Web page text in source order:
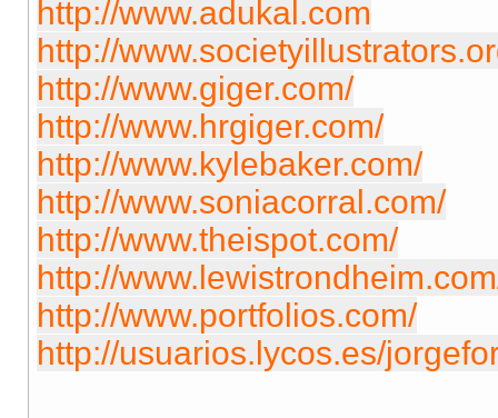
http://www.adukal.com
http://
http://www.giger.com/
http://www.hrgiger.com/
http://www.kylebaker.com/
http://www.soniacorral.com/
http://www.theispot.com/
http://
http://www.portfolios.com/
http://usuarios.lycos.es/